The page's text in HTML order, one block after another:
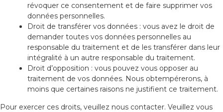
révoquer ce consentement et de faire supprimer vos
données personnelles.
Droit de transférer vos données : vous avez le droit de
demander toutes vos données personnelles au
responsable du traitement et de les transférer dans leur
intégralité à un autre responsable du traitement.
Droit d’opposition : vous pouvez vous opposer au
traitement de vos données. Nous obtempérerons, à
moins que certaines raisons ne justifient ce traitement.
Pour exercer ces droits, veuillez nous contacter. Veuillez vous